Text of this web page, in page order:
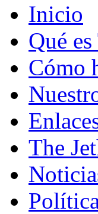
Inicio
Qué
Cómo
The